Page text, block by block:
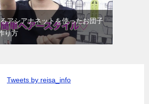
アシアナネットを使ったお団子
り方
Tweets by reisa_info